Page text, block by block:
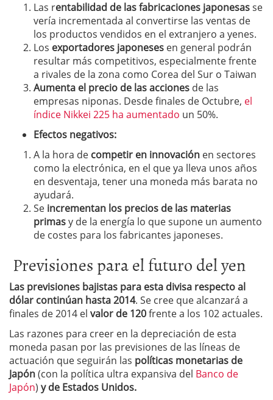
Las rentabilidad de las fabricaciones japonesasse
vería incrementada al convertirse las ventas de
los productos vendidos en el extranjero a yenes.
Los exportadores japoneses en general podrán
resultar más competitivos, especialmente frente
a rivales de la zona como Corea del Sur o Taiwan
Aumenta el precio de las acciones de las
empresas niponas. Desde finales de Octubre, el
índice Nikkei 225 ha aumentado un 50%.
Efectos negativos:
A la hora de competir en innovación en sectores
como la electrónica, en el que ya lleva unos años
en desventaja, tener una moneda más barata no
ayudará.
Se incrementan los precios de las materias
primasy de la energía lo que supone un aumento
de costes para los fabricantes japoneses.
Previsiones para el futuro del yen
Las previsiones bajistas para esta divisa respecto al
dólar continúan hasta 2014. Se cree que alcanzará a
finales de 2014 el valor de 120frente a los 102 actuales.
Las razones para creer en la depreciación de esta
moneda pasan por las previsiones de las líneas de
actuación que seguirán las políticas monetarias de
Japón(con la política ultra expansiva del Banco de
Japón) y de Estados Unidos.